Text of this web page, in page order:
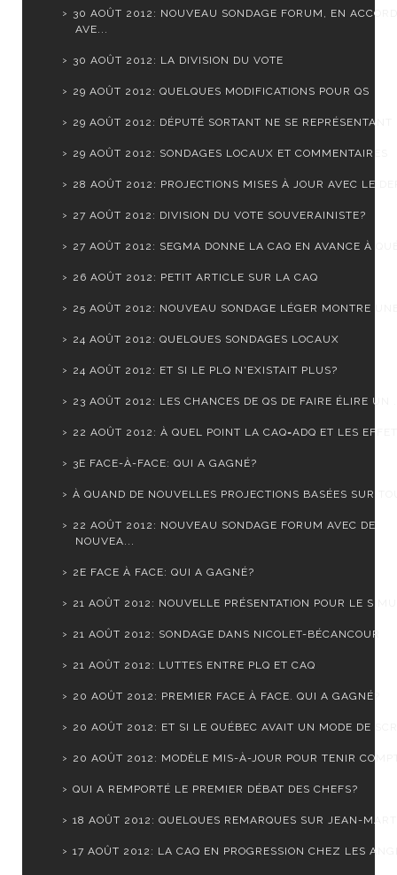
30 AOÛT 2012: NOUVEAU SONDAGE FORUM, EN ACCORD
AVE...
30 AOÛT 2012: LA DIVISION DU VOTE
29 AOÛT 2012: QUELQUES MODIFICATIONS POUR QS
29 AOÛT 2012: DÉPUTÉ SORTANT NE SE REPRÉSENTANT
29 AOÛT 2012: SONDAGES LOCAUX ET COMMENTAIRES
28 AOÛT 2012: PROJECTIONS MISES À JOUR AVEC LE
27 AOÛT 2012: DIVISION DU VOTE SOUVERAINISTE?
27 AOÛT 2012: SEGMA DONNE LA CAQ EN AVANCE À
26 AOÛT 2012: PETIT ARTICLE SUR LA CAQ
25 AOÛT 2012: NOUVEAU SONDAGE LÉGER MONTRE
24 AOÛT 2012: QUELQUES SONDAGES LOCAUX
24 AOÛT 2012: ET SI LE PLQ N'EXISTAIT PLUS?
23 AOÛT 2012: LES CHANCES DE QS DE FAIRE ÉLIRE UN
22 AOÛT 2012: À QUEL POINT LA CAQ=ADQ ET LES
3E FACE-À-FACE: QUI A GAGNÉ?
À QUAND DE NOUVELLES PROJECTIONS BASÉES SUR
22 AOÛT 2012: NOUVEAU SONDAGE FORUM AVEC DE
NOUVEA...
2E FACE À FACE: QUI A GAGNÉ?
21 AOÛT 2012: NOUVELLE PRÉSENTATION POUR LE
21 AOÛT 2012: SONDAGE DANS NICOLET-BÉCANCOUR
21 AOÛT 2012: LUTTES ENTRE PLQ ET CAQ
20 AOÛT 2012: PREMIER FACE À FACE. QUI A GAGNÉ?
20 AOÛT 2012: ET SI LE QUÉBEC AVAIT UN MODE DE
20 AOÛT 2012: MODÈLE MIS-À-JOUR POUR TENIR
QUI A REMPORTÉ LE PREMIER DÉBAT DES CHEFS?
18 AOÛT 2012: QUELQUES REMARQUES SUR JEAN-
17 AOÛT 2012: LA CAQ EN PROGRESSION CHEZ LES